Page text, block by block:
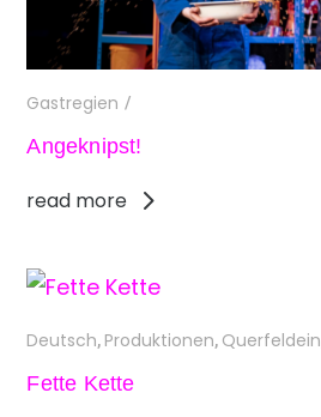
Gastregien /
Angeknipst!
read more
Deutsch, Produktionen, Querfeldein
Fette Kette